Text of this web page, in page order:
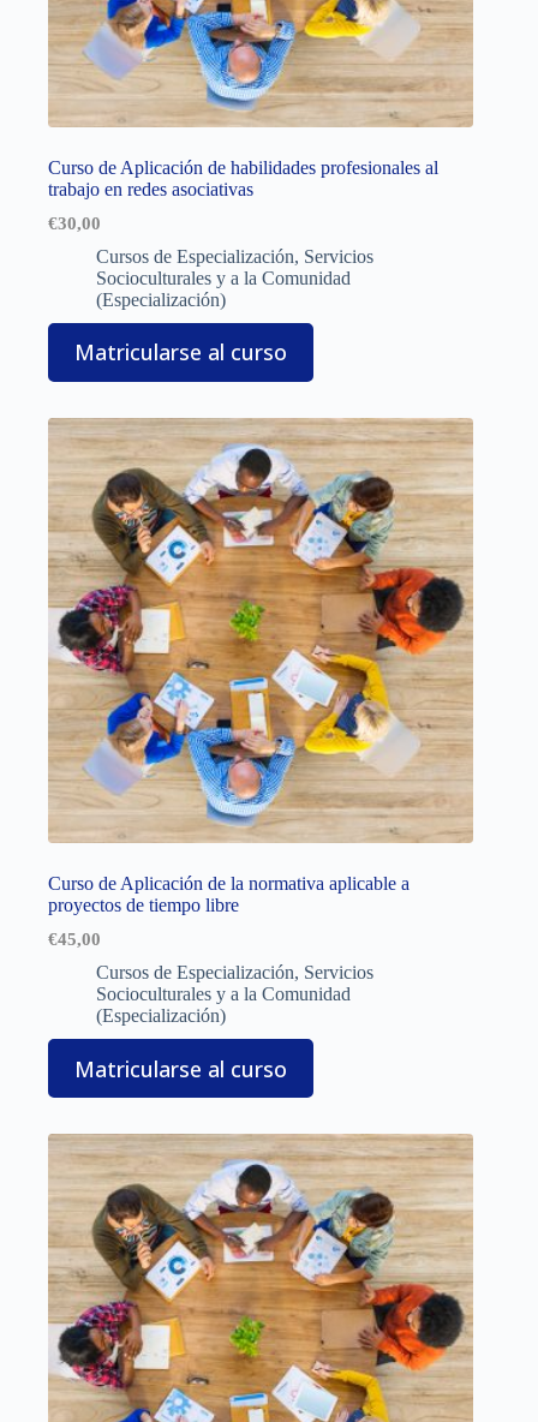
Curso de Aplicación de habilidades profesionales al
trabajo en redes asociativas
€30,00
Cursos de Especialización, Servicios
Socioculturales y a la Comunidad
(Especialización)
Matricularse al curso
Curso de Aplicación de la normativa aplicable a
proyectos de tiempo libre
€45,00
Cursos de Especialización, Servicios
Socioculturales y a la Comunidad
(Especialización)
Matricularse al curso